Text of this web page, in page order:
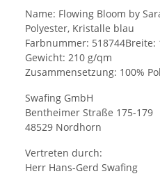
Name: Flowing Bloom by
Polyester, Kristalle blau
Farbnummer: 518744Breite:
Gewicht: 210 g/qm
Zusammensetzung: 100%
Swafing GmbH
Bentheimer Straße 175-179
48529 Nordhorn
Vertreten durch:
Herr Hans-Gerd Swafing